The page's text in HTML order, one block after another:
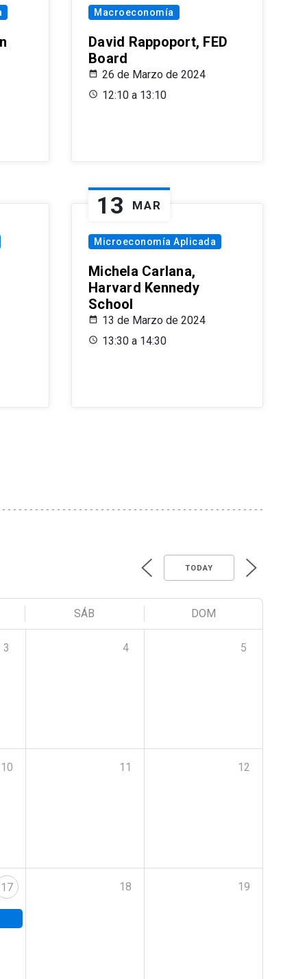
Macroeconomía
David Rappoport, FED
Board
26 de Marzo de 2024
12:10 a 13:10
13 MAR
Microeconomía Aplicada
Michela Carlana,
Harvard Kennedy
School
13 de Marzo de 2024
13:30 a 14:30
TODAY
SÁB DOM
3 4 5
10 11 12
17 18 19